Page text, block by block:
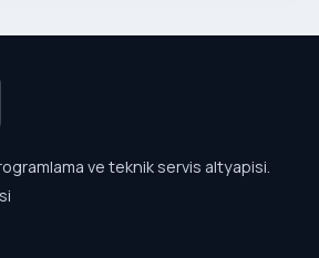
ve teknik servis altyapisi.